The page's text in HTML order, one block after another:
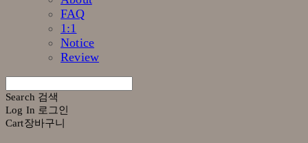
FAQ
1:1
Notice
Review
Search 검색
Log In 로그인
Cart장바구니